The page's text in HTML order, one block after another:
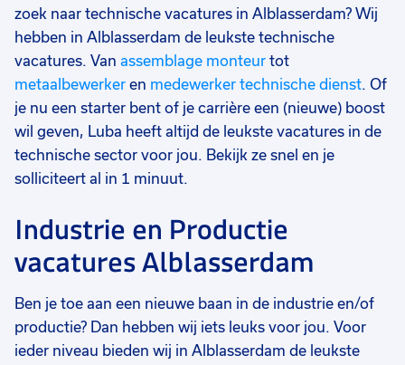
zoek naar technische vacatures in Alblasserdam? Wij
hebben in Alblasserdam de leukste technische
vacatures. Van assemblage monteur tot
metaalbewerker en medewerker technische dienst. Of
je nu een starter bent of je carrière een (nieuwe) boost
wil geven, Luba heeft altijd de leukste vacatures in de
technische sector voor jou. Bekijk ze snel en je
solliciteert al in 1 minuut.
Industrie en Productie
vacatures Alblasserdam
Ben je toe aan een nieuwe baan in de industrie en/of
productie? Dan hebben wij iets leuks voor jou. Voor
ieder niveau bieden wij in Alblasserdam de leukste